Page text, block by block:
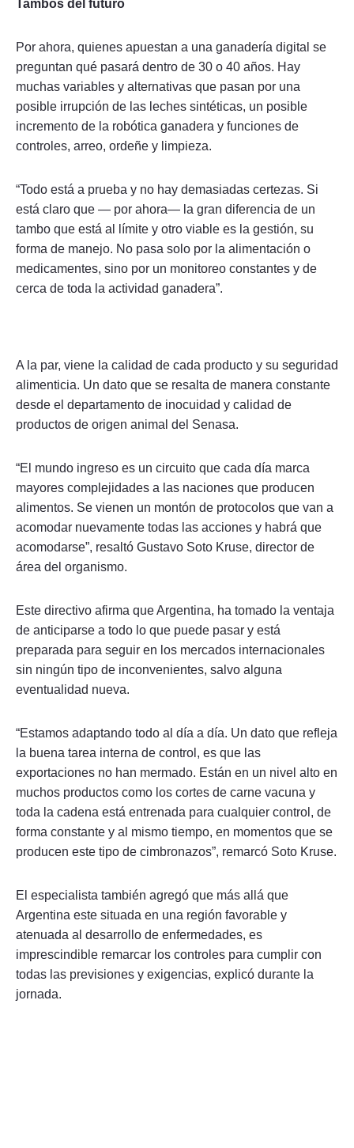
Tambos del futuro
Por ahora, quienes apuestan a una ganadería digital se
preguntan qué pasará dentro de 30 o 40 años. Hay
muchas variables y alternativas que pasan por una
posible irrupción de las leches sintéticas, un posible
incremento de la robótica ganadera y funciones de
controles, arreo, ordeñe y limpieza.
“Todo está a prueba y no hay demasiadas certezas. Si
está claro que — por ahora— la gran diferencia de un
tambo que está al límite y otro viable es la gestión, su
forma de manejo. No pasa solo por la alimentación o
medicamentes, sino por un monitoreo constantes y de
cerca de toda la actividad ganadera”.
A la par, viene la calidad de cada producto y su seguridad
alimenticia. Un dato que se resalta de manera constante
desde el departamento de inocuidad y calidad de
productos de origen animal del Senasa.
“El mundo ingreso es un circuito que cada día marca
mayores complejidades a las naciones que producen
alimentos. Se vienen un montón de protocolos que van a
acomodar nuevamente todas las acciones y habrá que
acomodarse”, resaltó Gustavo Soto Kruse, director de
área del organismo.
Este directivo afirma que Argentina, ha tomado la ventaja
de anticiparse a todo lo que puede pasar y está
preparada para seguir en los mercados internacionales
sin ningún tipo de inconvenientes, salvo alguna
eventualidad nueva.
“Estamos adaptando todo al día a día. Un dato que refleja
la buena tarea interna de control, es que las
exportaciones no han mermado. Están en un nivel alto en
muchos productos como los cortes de carne vacuna y
toda la cadena está entrenada para cualquier control, de
forma constante y al mismo tiempo, en momentos que se
producen este tipo de cimbronazos”, remarcó Soto Kruse.
El especialista también agregó que más allá que
Argentina este situada en una región favorable y
atenuada al desarrollo de enfermedades, es
imprescindible remarcar los controles para cumplir con
todas las previsiones y exigencias, explicó durante la
jornada.